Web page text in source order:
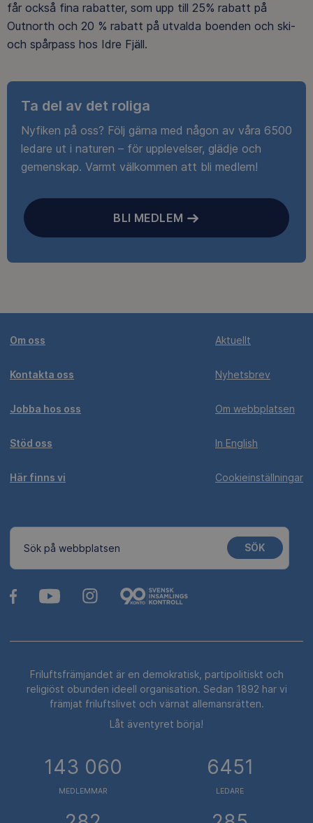
får också fina rabatter, som upp till 25% rabatt på
Outnorth och 20 % rabatt på utvalda boenden och ski-
och spårpass hos Idre Fjäll.
Ta del av det roliga
Nyfiken på oss? Följ gärna med någon av våra 6500
ledare ut i naturen – för upplevelser, glädje och
gemenskap. Varmt välkommen att bli medlem!
BLI MEDLEM
Om oss
Kontakta oss
Jobba hos oss
Stöd oss
Här finns vi
Aktuellt
Nyhetsbrev
Om webbplatsen
In English
Cookieinställningar
Sök på webbplatsen SÖK
Friluftsfrämjandet är en demokratisk, partipolitiskt och
religiöst obunden ideell organisation. Sedan 1892 har vi
främjat friluftslivet och värnat allemansrätten.
Låt äventyret börja!
143 060
MEDLEMMAR
6451
LEDARE